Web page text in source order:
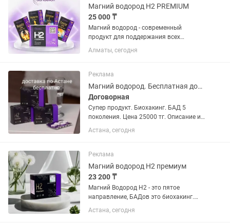
Магний водород H2 PREMIUM
25 000 ₸
Магний водород - современный
продукт для поддержания всех
функций организма. Основное
действие - антикоагулянт(функция
оздоровлению! Восстанавливает
организм...
Алматы, сегодня
Реклама
Магний водород. Бесплатная доставка по Астане.
Договорная
Супер продукт. Биохакинг. БАД 5
поколения. Цена 25000 тг. Описание и
отзывы есть везде. Моя
эксклюзивность - бесплатная доставка
посмотрю. Пишите, звоните, будьте...
Астана, сегодня
Реклама
Магний водород Н2 премиум
23 200 ₸
Магний Водород Н2 - это пятое
направление, БАДов это биохакинг.
Биохакинг -это наука о омоложении и
продлении жизни. Сегодня многие
Астана, сегодня